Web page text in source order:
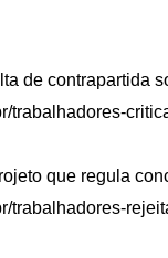
de contrapartida
trabalhadores-
que regula
trabalhadores-